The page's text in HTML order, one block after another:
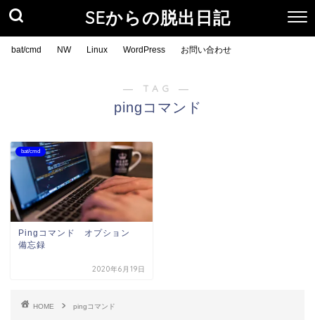
SEからの脱出日記
bat/cmd NW Linux WordPress お問い合わせ
― TAG ―
pingコマンド
bat/cmd
Pingコマンド オプション
備忘録
2020年6月19日
HOME pingコマンド